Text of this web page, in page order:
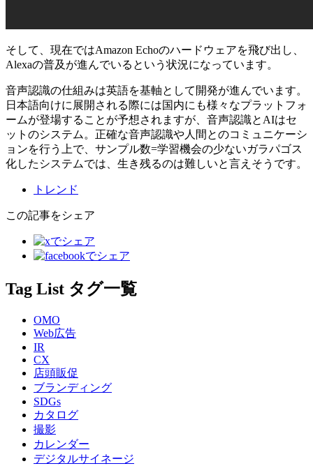
そして、現在ではAmazon Echoのハードウェアを飛び出し、
Alexaの普及が進んでいるという状況になっています。
音声認識の仕組みは英語を基軸として開発が進んでいます。
日本語向けに展開される際には国内にも様々なプラットフォ
ームが登場することが予想されますが、音声認識とAIはセ
ットのシステム。正確な音声認識や人間とのコミュニケーシ
ョンを行う上で、サンプル数=学習機会の少ないガラパゴス
化したシステムでは、生き残るのは難しいと言えそうです。
トレンド
この記事をシェア
Tag List タグ一覧
OMO
Web広告
IR
CX
店頭販促
ブランディング
SDGs
カタログ
撮影
カレンダー
デジタルサイネージ